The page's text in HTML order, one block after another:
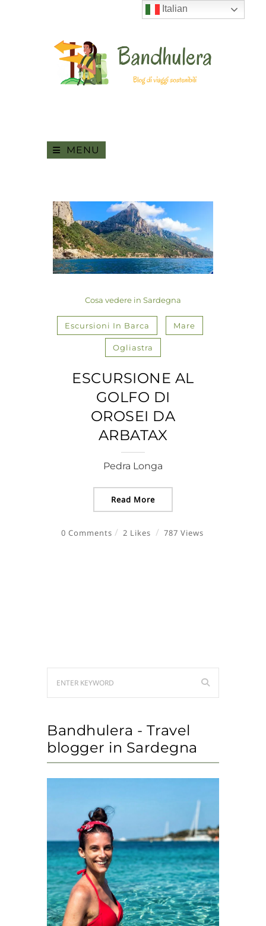
MENU
Cosa vedere in Sardegna
Escursioni In Barca Mare
Ogliastra
ESCURSIONE AL
GOLFO DI
OROSEI DA
ARBATAX
Pedra Longa
Read More
0 Comments 2 Likes 787 Views
Bandhulera - Travel
blogger in Sardegna
Italian